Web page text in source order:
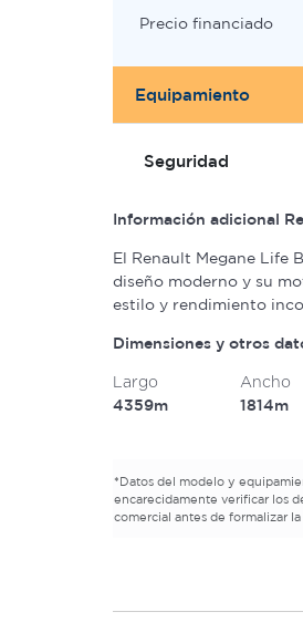
Precio financiado
Equipamiento
Seguridad
Información adicional
El Renault Megane Life
diseño moderno y su
estilo y rendimiento
Dimensiones y otros
Largo
4359m
Ancho
1814m
*Datos del modelo y
encarecidamente verificar los
comercial antes de formalizar